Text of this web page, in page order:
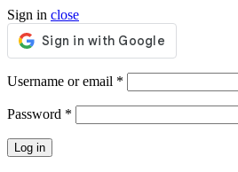
Sign in close
Username or email *
Password *
Log in